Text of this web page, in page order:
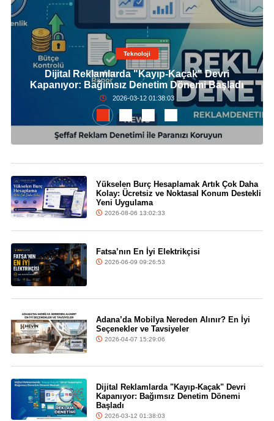
Teknoloji
Dijital Reklamlarda "Kayıp-Kaçak" Devri
Kapanıyor: Bağımsız Denetim Dönemi Başladı
2026-03-12 01:38:03
Yükselen Burç Hesaplamak Artık Çok Daha
Kolay: Ücretsiz ve Noktasal Konum Destekli
Yeni Uygulama
2026-08-06 13:02:33
Fatsa’nın En İyi Elektrikçisi
2026-06-09 09:26:53
Adana’da Mobilya Nereden Alınır? En İyi
Seçenekler ve Tavsiyeler
2026-04-07 15:29:06
Dijital Reklamlarda "Kayıp-Kaçak" Devri
Kapanıyor: Bağımsız Denetim Dönemi
Başladı
2026-03-12 01:38:03